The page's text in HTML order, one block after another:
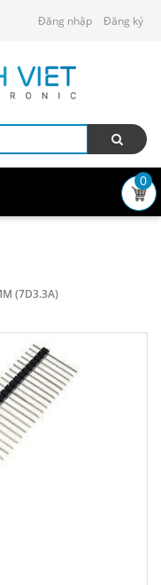
Đăng nhập Đăng ký
0
(7D3.3A)